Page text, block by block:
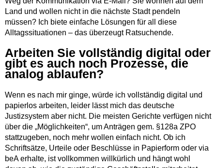
Land und wollen nicht in die nächste Stadt pendeln
müssen? Ich biete einfache Lösungen für all diese
Alltagssituationen – das überzeugt Ratsuchende.
Arbeiten Sie vollständig digital oder
gibt es auch noch Prozesse, die
analog ablaufen?
Wenn es nach mir ginge, würde ich vollständig digital und
papierlos arbeiten, leider lässt mich das deutsche
Justizsystem aber nicht. Die meisten Gerichte verfügen nicht
über die „Möglichkeiten“, um Anträgen gem. §128a ZPO
stattzugeben, noch mehr wollen einfach nicht. Ob ich
Schriftsätze, Urteile oder Beschlüsse in Papierform oder via
beA erhalte, ist vollkommen willkürlich und hängt wohl